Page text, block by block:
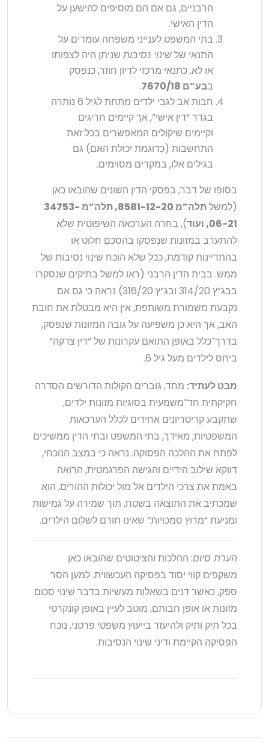
הרבניים, גם אם הם מוסיפים להישען על
הדין האישי.
בתי המשפט לענייני משפחה עומדים על
התנאי שלשינוי נסיבותשניתן היה לצפותו
או לא, כתנאי מרכזי לדיון חוזר, כנפסק
בבע”ם 7670/18
.
חבות אב לגבי ילדים מתחת לגיל 6 נותרה
בגדר “דין אישי”, אך קיימים חריגים
וקיימים שיקולים המאפשרים בכל זאת
התחשבות (כדוגמת יכולת האם) גם
בגילים אלו, במקרים מסוימים.
בסופו של דבר, בפסקי הדין השונים שהובאו כאן
(למשל
תלה”מ 8581-12-20, תלה”מ 34753-
06-21, ועוד
), בחרה הערכאה השיפוטית שלא
להתערב במזונות שנפסקו בהסכם חלוט או
בהתדיינות קודמת, ככל שלא הוכח שינוי נסיבות של
ממש. בבית הדין הרבני (ראו למשל בתיקים שנסקרו
בבג”ץ 314/20 ובג”ץ 316/20) נראה כי גם אם
נקבעת משמורת משותפת, אין היא מבטלת את חובת
האב, אך היא כן משפיעה על גובה המזונות שנפסק,
בדרך־כלל באופן התואם עקרונות של “דין צדקה”
ביחס לילדים מעל גיל 6.
מבט לעתיד: מחד, גוברים הקולות הדורשים הסדרה
חקיקתית חד־משמעית בסוגיות מזונות ילדים,
שתקבע קריטריונים אחידים לכלל הערכאות
המשפטיות; מאידך, בתי המשפט ובתי הדין ממשיכים
לפתח את ההלכה הפסוקה. נראה כי במצב הנוכחי,
דווקא שילוב הידיים והגישה הפרגמטית, הרואה
באמת את צרכי הילדים אל מול יכולות ההורים, הוא
שמכתיב את התוצאה בשטח, תוך שמירה על גמישות
ומניעת “מרוץ סמכויות” שאינו תורם לשלום הילדים.
הערת סיום: ההלכות והציטוטים שהובאו כאן
משקפים קווי יסוד בפסיקה העכשווית. למען הסר
ספק, כאשר דנים בשאלות מעשיות בדבר שינוי סכום
מזונות או אופן חבותם, מוטב לעיין באופן קונקרטי
בכל תיק ותיק ולהיעזר בייעוץ משפטי פרטני, נוכח
הפסיקה הקיימת ודיני שינוי הנסיבות.